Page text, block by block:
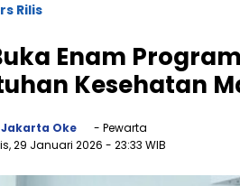
Rilis
Enam
Kesehatan
Oke
- Pewarta
29 Januari 2026 - 23:33 WIB